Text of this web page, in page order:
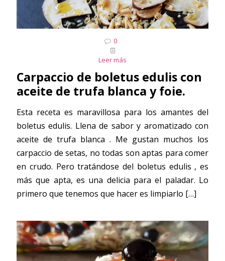
0
Leer más
Carpaccio de boletus edulis con
aceite de trufa blanca y foie.
Esta receta es maravillosa para los amantes del
boletus edulis. Llena de sabor y aromatizado con
aceite de trufa blanca . Me gustan muchos los
carpaccio de setas, no todas son aptas para comer
en crudo. Pero tratándose del boletus edulis , es
más que apta, es una delicia para el paladar. Lo
primero que tenemos que hacer es limpiarlo […]